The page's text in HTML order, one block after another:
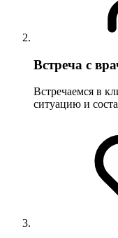
Встреча с
Встречаемся в
ситуацию и